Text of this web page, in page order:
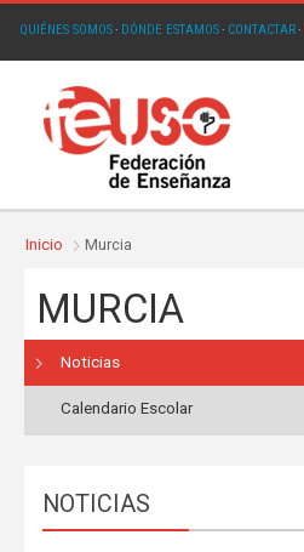
QUIÉNES SOMOS· DÓNDE ESTAMOS· CONTACTAR·
Inicio Murcia
MURCIA
Noticias
Calendario Escolar
NOTICIAS